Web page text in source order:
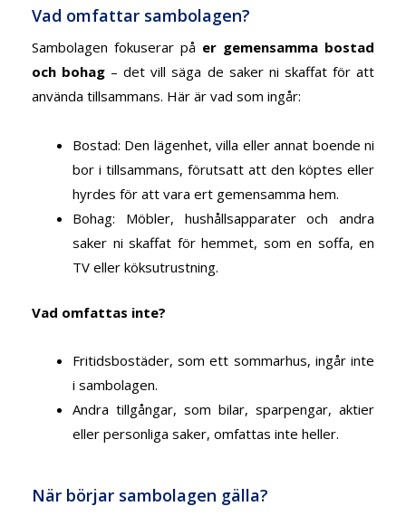
Vad omfattar sambolagen?
Sambolagen fokuserar på er gemensamma bostad
och bohag – det vill säga de saker ni skaffat för att
använda tillsammans. Här är vad som ingår:
Bostad: Den lägenhet, villa eller annat boende ni
bor i tillsammans, förutsatt att den köptes eller
hyrdes för att vara ert gemensamma hem.
Bohag: Möbler, hushållsapparater och andra
saker ni skaffat för hemmet, som en soffa, en
TV eller köksutrustning.
Vad omfattas inte?
Fritidsbostäder, som ett sommarhus, ingår inte
i sambolagen.
Andra tillgångar, som bilar, sparpengar, aktier
eller personliga saker, omfattas inte heller.
När börjar sambolagen gälla?